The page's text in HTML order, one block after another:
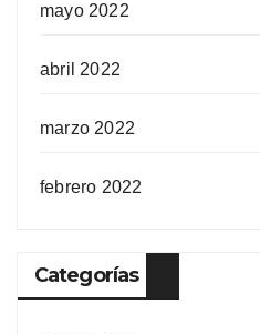
mayo 2022
abril 2022
marzo 2022
febrero 2022
Categorías